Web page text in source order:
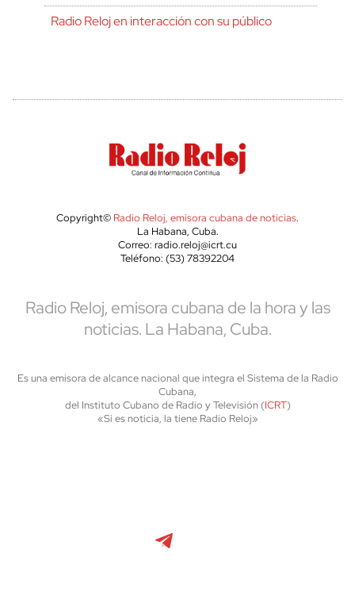
Radio Reloj en interacción con su público
Copyright© Radio Reloj, emisora cubana de noticias.
La Habana, Cuba.
Correo: radio.reloj@icrt.cu
Teléfono: (53) 78392204
Radio Reloj, emisora cubana de la hora y las
noticias. La Habana, Cuba.
Es una emisora de alcance nacional que integra el Sistema de la Radio
Cubana,
del Instituto Cubano de Radio y Televisión (ICRT)
«Si es noticia, la tiene Radio Reloj»